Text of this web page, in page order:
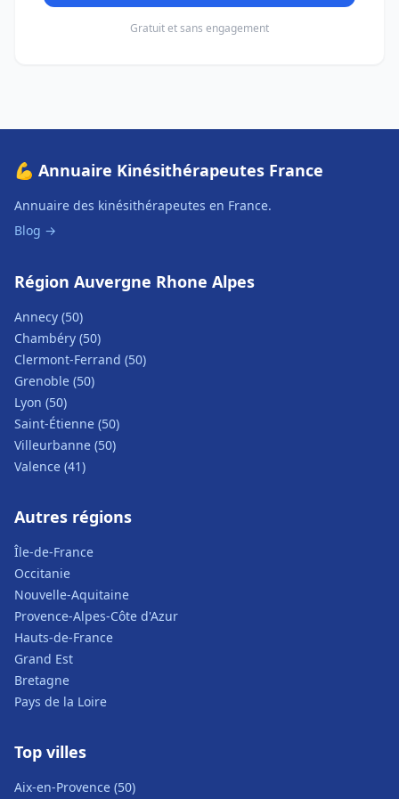
Gratuit et sans engagement
💪 Annuaire Kinésithérapeutes France
Annuaire des kinésithérapeutes en France.
Blog →
Région Auvergne Rhone Alpes
Annecy (50)
Chambéry (50)
Clermont-Ferrand (50)
Grenoble (50)
Lyon (50)
Saint-Étienne (50)
Villeurbanne (50)
Valence (41)
Autres régions
Île-de-France
Occitanie
Nouvelle-Aquitaine
Provence-Alpes-Côte d'Azur
Hauts-de-France
Grand Est
Bretagne
Pays de la Loire
Top villes
Aix-en-Provence (50)